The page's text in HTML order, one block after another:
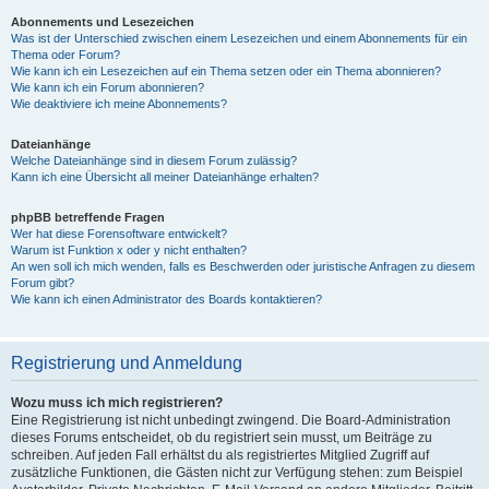
Abonnements und Lesezeichen
Was ist der Unterschied zwischen einem Lesezeichen und einem Abonnements für ein
Thema oder Forum?
Wie kann ich ein Lesezeichen auf ein Thema setzen oder ein Thema abonnieren?
Wie kann ich ein Forum abonnieren?
Wie deaktiviere ich meine Abonnements?
Dateianhänge
Welche Dateianhänge sind in diesem Forum zulässig?
Kann ich eine Übersicht all meiner Dateianhänge erhalten?
phpBB betreffende Fragen
Wer hat diese Forensoftware entwickelt?
Warum ist Funktion x oder y nicht enthalten?
An wen soll ich mich wenden, falls es Beschwerden oder juristische Anfragen zu diesem
Forum gibt?
Wie kann ich einen Administrator des Boards kontaktieren?
Registrierung und Anmeldung
Wozu muss ich mich registrieren?
Eine Registrierung ist nicht unbedingt zwingend. Die Board-Administration
dieses Forums entscheidet, ob du registriert sein musst, um Beiträge zu
schreiben. Auf jeden Fall erhältst du als registriertes Mitglied Zugriff auf
zusätzliche Funktionen, die Gästen nicht zur Verfügung stehen: zum Beispiel